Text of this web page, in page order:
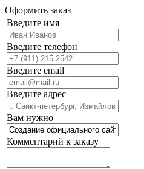
Оформить заказ
Введите имя
Введите телефон
Введите email
Введите адрес
Вам нужно
Комментарий к заказу